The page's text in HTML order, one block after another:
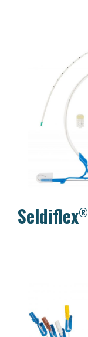
Seldiflex®